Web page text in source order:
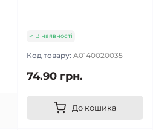
В наявності
Код товару: A0140020035
74.90 грн.
До кошика